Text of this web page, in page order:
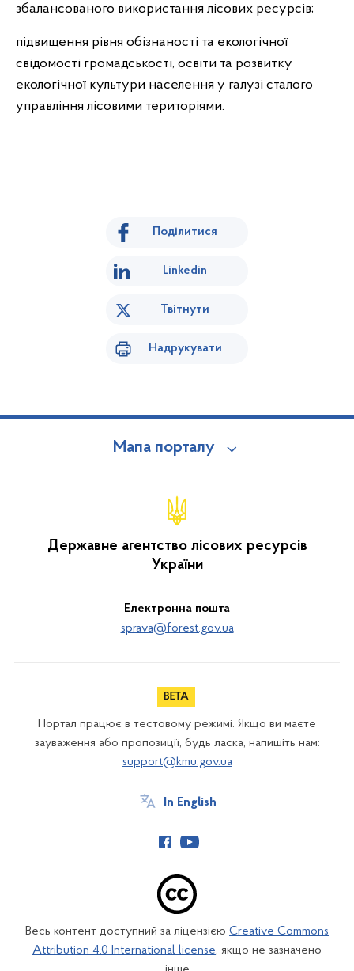
збалансованого використання лісових ресурсів;
підвищення рівня обізнаності та екологічної
свідомості громадськості, освіти та розвитку
екологічної культури населення у галузі сталого
управління лісовими територіями.
Поділитися
Linkedin
Твітнути
Надрукувати
Мапа порталу
Державне агентство лісових ресурсів
України
Електронна пошта
sprava@forest.gov.ua
Портал працює в тестовому режимі. Якщо ви маєте
зауваження або пропозиції, будь ласка, напишіть нам:
support@kmu.gov.ua
In English
Весь контент доступний за ліцензією Creative Commons
Attribution 4.0 International license, якщо не зазначено